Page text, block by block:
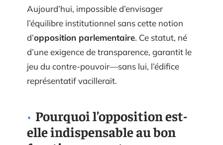
Aujourd’hui, impossible d’envisager
l’équilibre institutionnel sans cette notion
d’opposition parlementaire. Ce statut, né
d’une exigence de transparence, garantit le
jeu du contre-pouvoir—sans lui, l’édifice
représentatif vacillerait.
Pourquoi l’opposition est-
elle indispensable au bon